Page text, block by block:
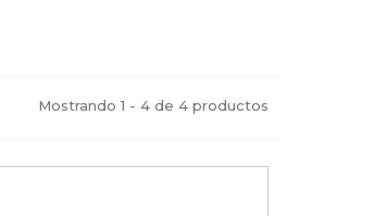
Mostrando 1 - 4 de 4 productos